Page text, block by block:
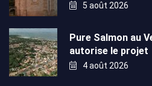
5 août 2026
Pure Salmon au
autorise le projet
4 août 2026